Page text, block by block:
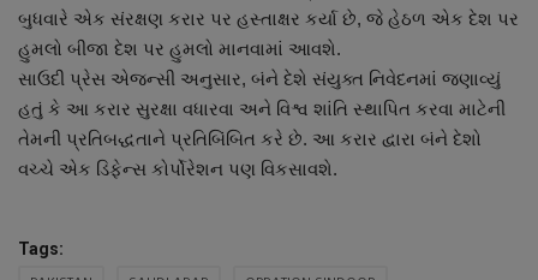
નાણાંકીય સમાચાર
સ્થાનિક સમાચાર
સ્પોર્ટ્સ
બુધવારે એક સંરક્ષણ કરાર પર હસ્તાક્ષર કર્યા છે, જે હેઠળ એક દેશ પર
હુમલો બીજા દેશ પર હુમલો માનવામાં આવશે.
સાઉદી પ્રેસ એજન્સી અનુસાર, બંને દેશે સંયુક્ત નિવેદનમાં જણાવ્યું
હતું કે આ કરાર સુરક્ષા વધારવા અને વિશ્વ શાંતિ સ્થાપિત કરવા માટેની
તેમની પ્રતિબદ્ધતાને પ્રતિબિંબિત કરે છે. આ કરાર દ્વારા બંને દેશો
વચ્ચે એક ડિફેન્સ કોર્પોરેશન પણ વિકસાવશે.
Tags: